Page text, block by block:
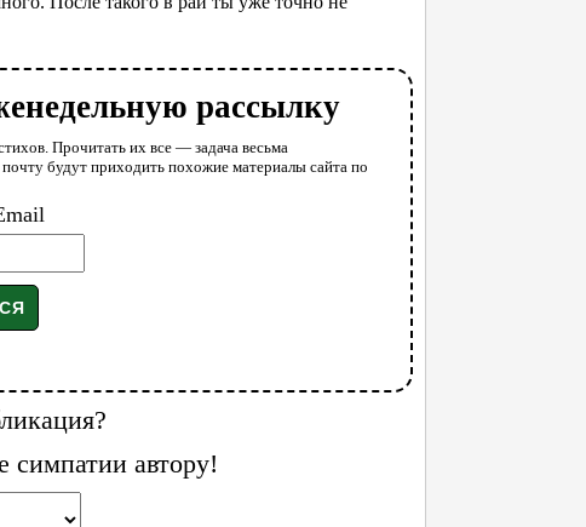
рассылку
Прочитать их все — задача весьма
будут приходить похожие материалы сайта по
симпатии автору!